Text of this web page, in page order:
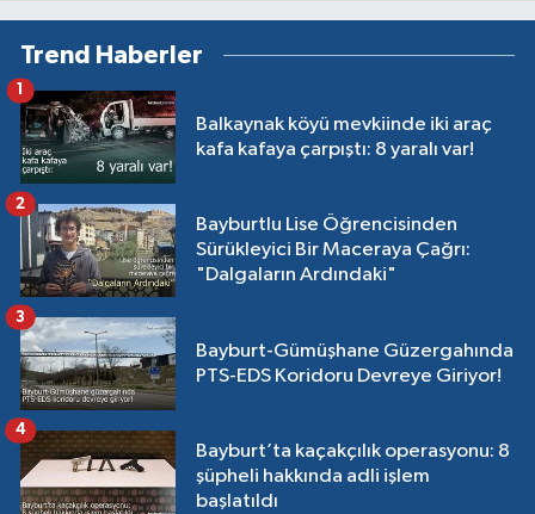
Trend Haberler
Balkaynak köyü mevkiinde iki araç
kafa kafaya çarpıştı: 8 yaralı var!
1
Bayburtlu Lise Öğrencisinden
Sürükleyici Bir Maceraya Çağrı:
"Dalgaların Ardındaki"
2
Bayburt-Gümüşhane Güzergahında
PTS-EDS Koridoru Devreye Giriyor!
3
Bayburt’ta kaçakçılık operasyonu: 8
şüpheli hakkında adli işlem
başlatıldı
4